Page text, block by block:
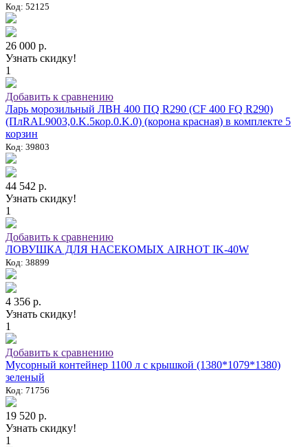
Код: 52125
26 000 р.
Узнать скидку!
1
Добавить к сравнению
Ларь морозильный ЛВН 400 ПQ R290 (СF 400 FQ R290)
(ПлRAL9003,0.K.5кор.0.K.0) (корона красная) в комплекте 5
корзин
Код: 39803
44 542 р.
Узнать скидку!
1
Добавить к сравнению
ЛОВУШКА ДЛЯ НАСЕКОМЫХ AIRHOT IK-40W
Код: 38899
4 356 р.
Узнать скидку!
1
Добавить к сравнению
Мусорный контейнер 1100 л с крышкой (1380*1079*1380)
зеленый
Код: 71756
19 520 р.
Узнать скидку!
1